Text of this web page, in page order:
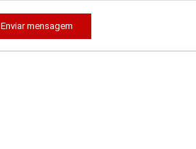
Enviar mensagem